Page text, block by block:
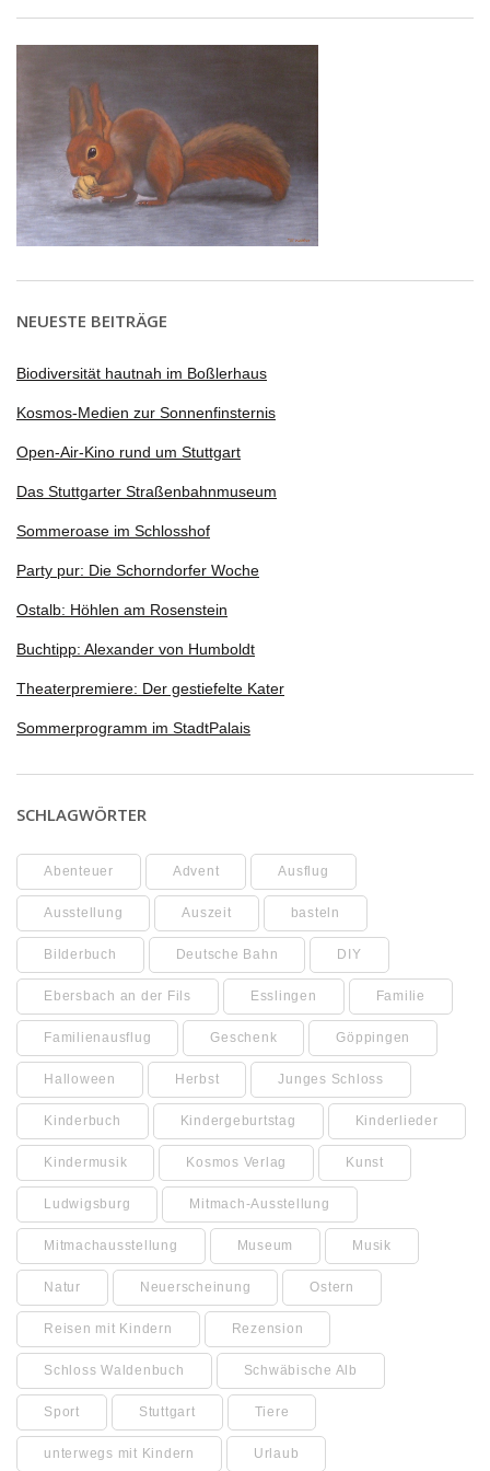
NEUESTE BEITRÄGE
Biodiversität hautnah im Boßlerhaus
Kosmos-Medien zur Sonnenfinsternis
Open-Air-Kino rund um Stuttgart
Das Stuttgarter Straßenbahnmuseum
Sommeroase im Schlosshof
Party pur: Die Schorndorfer Woche
Ostalb: Höhlen am Rosenstein
Buchtipp: Alexander von Humboldt
Theaterpremiere: Der gestiefelte Kater
Sommerprogramm im StadtPalais
SCHLAGWÖRTER
Abenteuer Advent Ausflug
Ausstellung Auszeit basteln
Bilderbuch Deutsche Bahn DIY
Ebersbach an der Fils Esslingen Familie
Familienausflug Geschenk Göppingen
Halloween Herbst Junges Schloss
Kinderbuch Kindergeburtstag Kinderlieder
Kindermusik Kosmos Verlag Kunst
Ludwigsburg Mitmach-Ausstellung
Mitmachausstellung Museum Musik
Natur Neuerscheinung Ostern
Reisen mit Kindern Rezension
Schloss Waldenbuch Schwäbische Alb
Sport Stuttgart Tiere
unterwegs mit Kindern Urlaub